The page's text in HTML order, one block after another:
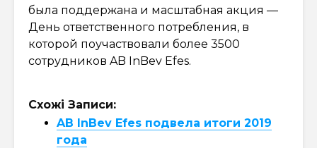
была поддержана и масштабная акция —
День ответственного потребления, в
которой поучаствовали более 3500
сотрудников AB InBev Efes.
Схожі Записи:
AB InBev Efes подвела итоги 2019
года